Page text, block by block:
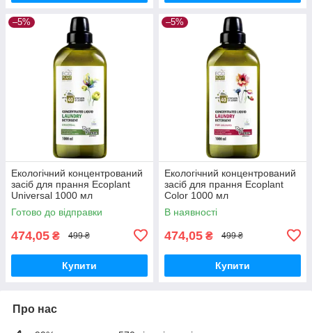
–5%
Екологічний концентрований
засіб для прання Ecoplant
Universal 1000 мл
Готово до відправки
474,05 ₴ 499 ₴
Купити
–5%
Екологічний концентрований
засіб для прання Ecoplant
Color 1000 мл
В наявності
474,05 ₴ 499 ₴
Купити
Про нас